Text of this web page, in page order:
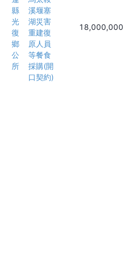
縣
光
復
鄉
公
所
溪堰塞
湖災害
重建復
原人員
等餐食
採購(開
口契約)
18,000,000